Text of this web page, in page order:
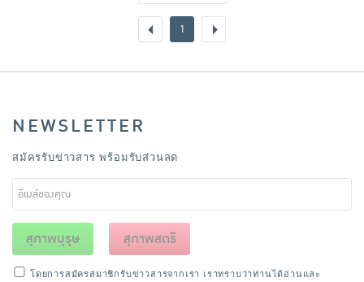
1
NEWSLETTER
สมัครรับข่าวสาร พร้อมรับส่วนลด
สุภาพบุรุษ สุภาพสตรี
โดยการสมัครสมาชิกรับข่าวสารจากเรา เราทราบว่าท่านได้อ่านและ